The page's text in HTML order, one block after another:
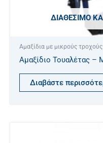
ΔΙΑΘΈΣΙΜΟ
Αμαξίδια με μικρούς τροχούς
Αμαξίδιο Τουαλέτας –
Διαβάστε